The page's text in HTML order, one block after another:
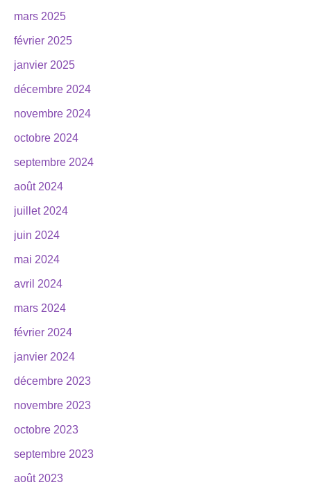
mars 2025
février 2025
janvier 2025
décembre 2024
novembre 2024
octobre 2024
septembre 2024
août 2024
juillet 2024
juin 2024
mai 2024
avril 2024
mars 2024
février 2024
janvier 2024
décembre 2023
novembre 2023
octobre 2023
septembre 2023
août 2023